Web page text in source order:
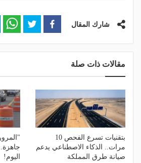
شارك المقال
مقالات ذات صلة
بتقنيات تسرع الفحص 10
مرات.. الذكاء الاصطناعي يدعم
صيانة طرق المملكة
اليوم!